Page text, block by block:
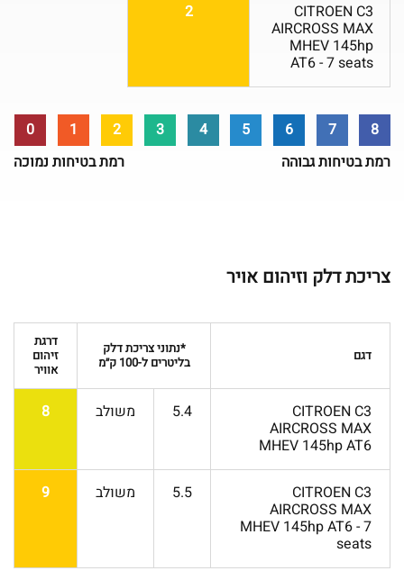
CITROEN C3
AIRCROSS MAX
MHEV 145hp
AT6 - 7 seats
2
0 1 2 3 4 5 6 7
8
רמת בטיחות נמוכה
רמת בטיחות גבוהה
צריכת דלק וזיהום אויר
דגם
*נתוני צריכת דלק
בליטרים ל-100 ק״מ
דרגת
זיהום
אוויר
CITROEN C3
AIRCROSS MAX
MHEV 145hp AT6
5.4 משולב 8
CITROEN C3
AIRCROSS MAX
MHEV 145hp AT6 - 7
seats
5.5 משולב 9